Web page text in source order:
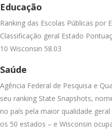
Educação
Ranking das Escolas Públicas por
Classificação geral Estado
10 Wisconsin 58.03
Saúde
Agência Federal de Pesquisa e
seu ranking State Snapshots,
no país pela maior qualidade
os 50 estados – e Wisconsin